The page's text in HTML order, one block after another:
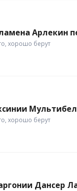
Арлекин
хорошо берут
хорошо берут
Дансер